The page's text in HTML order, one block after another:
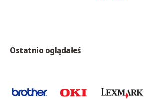
Ostatnio oglądałeś